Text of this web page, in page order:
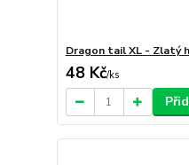
Dragon tail XL - Zlatý
48 Kč/ks